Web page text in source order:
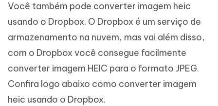
Você também pode converter imagem heic
usando o Dropbox. O Dropbox é um serviço de
armazenamento na nuvem, mas vai além disso,
com o Dropbox você consegue facilmente
converter imagem HEIC para o formato JPEG.
Confira logo abaixo como converter imagem
heic usando o Dropbox.